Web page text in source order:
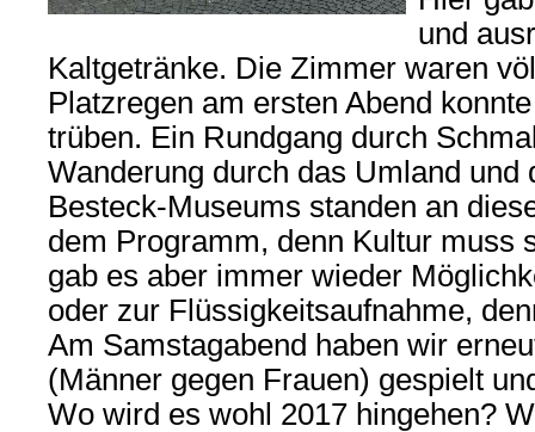
und
Kaltgetränke. Die Zimmer waren
Platzregen am ersten Abend
trüben. Ein Rundgang durch
Wanderung durch das Umland und
Besteck-Museums standen an
dem Programm, denn Kultur muss
gab es aber immer wieder
oder zur Flüssigkeitsaufnahme,
Am Samstagabend haben wir
(Männer gegen Frauen) gespielt
Wo wird es wohl 2017 hingehen?